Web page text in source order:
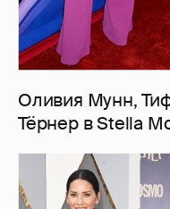
Оливия Мунн,
Тёрнер в Stella